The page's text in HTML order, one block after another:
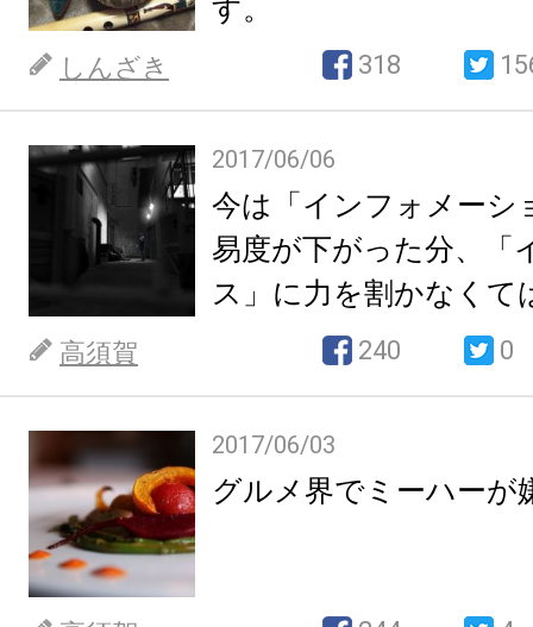
す。
しんざき 318
2017/06/06
今は「インフォメーシ
易度が下がった分、「
ス」に力を割かなくて
高須賀 240 0
2017/06/03
グルメ界でミーハーが